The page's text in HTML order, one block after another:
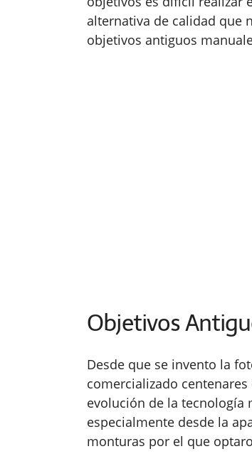
alternativa de calidad que
objetivos antiguos
Objetivos
Desde que se invento la
comercializado
evolución de la tecnología
especialmente desde la
monturas por el que